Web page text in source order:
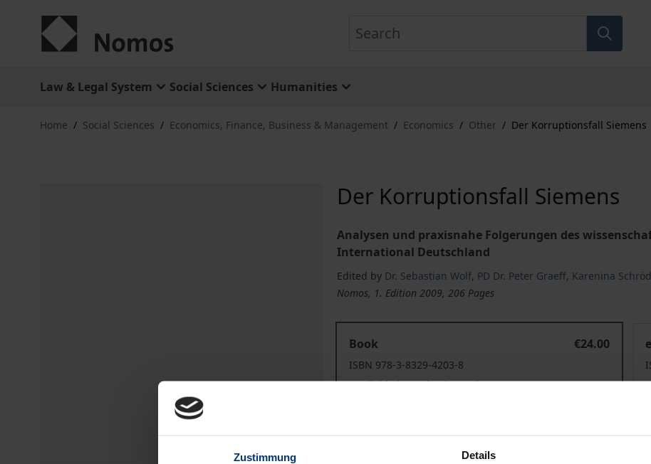
Zustimmung Details
Law & Legal System Social Sciences Humanities
Home / Social Sciences / Economics, Finance, Business & Management / Economics / Other / Der Korruptionsfall Siemens
Der Korruptionsfall Siemens
Analysen und praxisnahe Folgerungen des
International Deutschland
Edited by Dr. Sebastian Wolf, PD Dr. Peter Graeff, Karenina
Nomos, 1. Edition 2009, 206 Pages
Book
€24.00
ISBN 978-3-8329-4203-8
Available in 3-5 business days